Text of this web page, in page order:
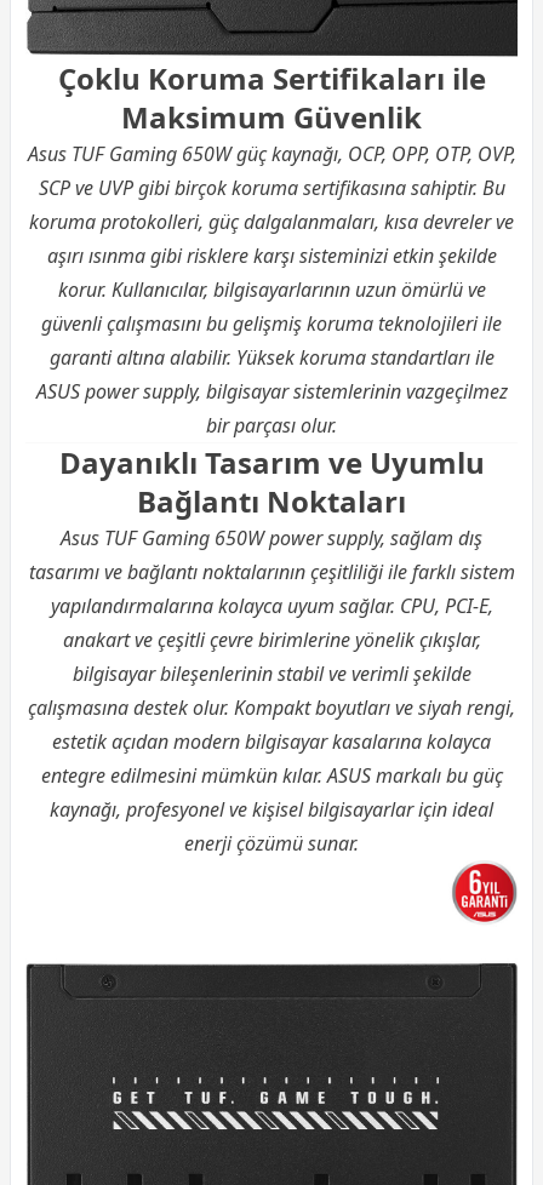
Çoklu Koruma Sertifikaları ile
Maksimum Güvenlik
Asus TUF Gaming 650W güç kaynağı, OCP, OPP, OTP, OVP,
SCP ve UVP gibi birçok koruma sertifikasına sahiptir. Bu
koruma protokolleri, güç dalgalanmaları, kısa devreler ve
aşırı ısınma gibi risklere karşı sisteminizi etkin şekilde
korur. Kullanıcılar, bilgisayarlarının uzun ömürlü ve
güvenli çalışmasını bu gelişmiş koruma teknolojileri ile
garanti altına alabilir. Yüksek koruma standartları ile
ASUS power supply, bilgisayar sistemlerinin vazgeçilmez
bir parçası olur.
Dayanıklı Tasarım ve Uyumlu
Bağlantı Noktaları
Asus TUF Gaming 650W power supply, sağlam dış
tasarımı ve bağlantı noktalarının çeşitliliği ile farklı sistem
yapılandırmalarına kolayca uyum sağlar. CPU, PCI-E,
anakart ve çeşitli çevre birimlerine yönelik çıkışlar,
bilgisayar bileşenlerinin stabil ve verimli şekilde
çalışmasına destek olur. Kompakt boyutları ve siyah rengi,
estetik açıdan modern bilgisayar kasalarına kolayca
entegre edilmesini mümkün kılar. ASUS markalı bu güç
kaynağı, profesyonel ve kişisel bilgisayarlar için ideal
enerji çözümü sunar.